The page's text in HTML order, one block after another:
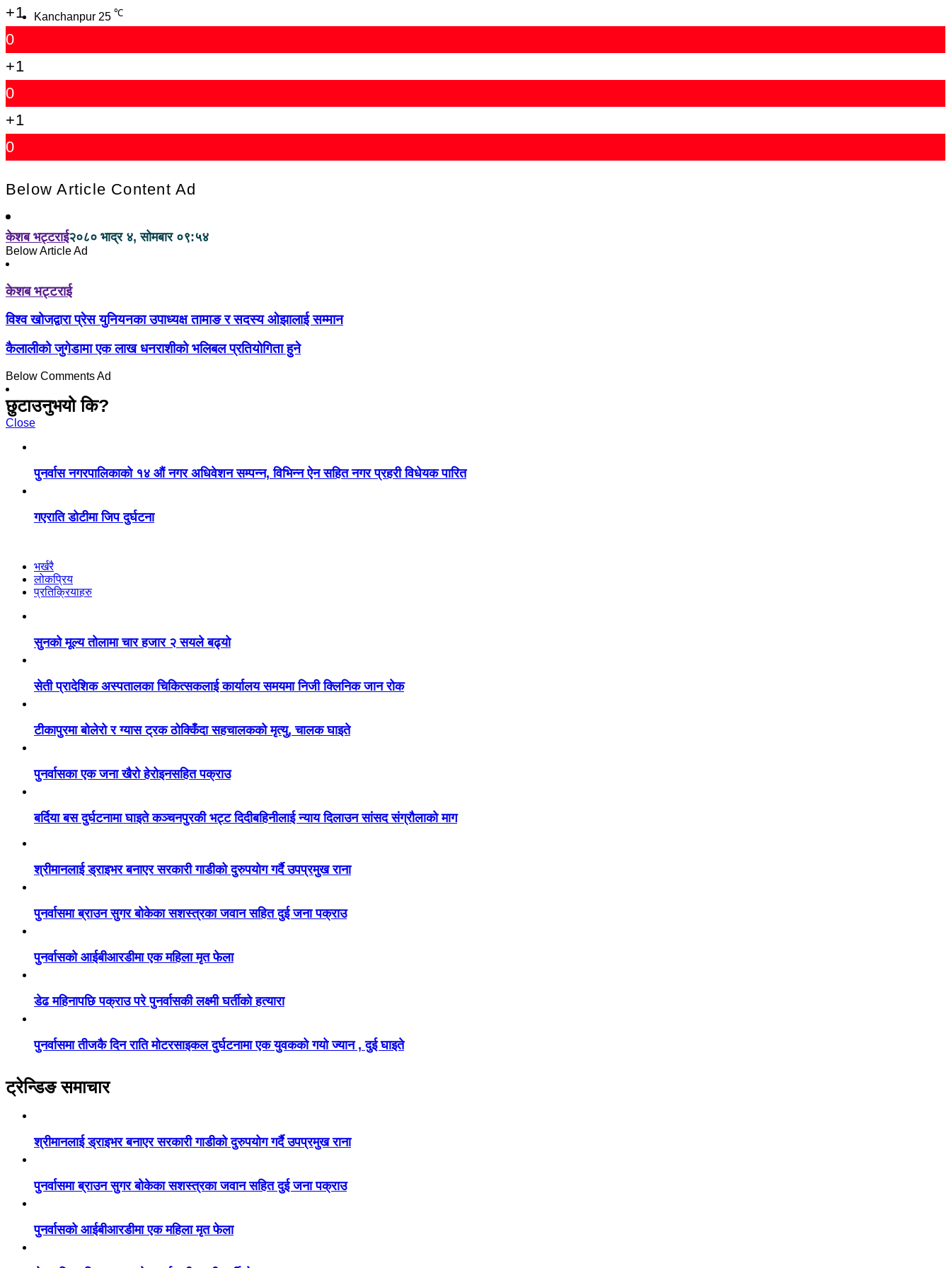
Kanchanpur 25 ℃
+1
0
+1
0
+1
0
Below Article Content Ad
केशब भट्टराई२०८० भाद्र ४, सोमबार ०९:५४
Below Article Ad
केशब भट्टराई
विश्व खोजद्वारा प्रेस युनियनका उपाध्यक्ष तामाङ र सदस्य ओझालाई सम्मान
कैलालीको जुगेडामा एक लाख धनराशीको भलिबल प्रतियोगिता हुने
Below Comments Ad
छुटाउनुभयो कि?
Close
पुनर्वास नगरपालिकाको १४ औं नगर अधिवेशन सम्पन्न, विभिन्न ऐन सहित नगर प्रहरी विधेयक पारित
गएराति डोटीमा जिप दुर्घटना
भर्खरै
लोकप्रिय
प्रतिक्रियाहरु
सुनको मूल्य तोलामा चार हजार २ सयले बढ्यो
सेती प्रादेशिक अस्पतालका चिकित्सकलाई कार्यालय समयमा निजी क्लिनिक जान रोक
टीकापुरमा बोलेरो र ग्यास ट्रक ठोक्किँदा सहचालकको मृत्यु, चालक घाइते
पुनर्वासका एक जना खैरो हेरोइनसहित पक्राउ
बर्दिया बस दुर्घटनामा घाइते कञ्चनपुरकी भट्ट दिदीबहिनीलाई न्याय दिलाउन सांसद संग्रौलाको माग
श्रीमानलाई ड्राइभर बनाएर सरकारी गाडीको दुरुपयोग गर्दै उपप्रमुख राना
पुनर्वासमा ब्राउन सुगर बोकेका सशस्त्रका जवान सहित दुई जना पक्राउ
पुनर्वासको आईबीआरडीमा एक महिला मृत फेला
डेढ महिनापछि पक्राउ परे पुनर्वासकी लक्ष्मी घर्तीको हत्यारा
पुनर्वासमा तीजकै दिन राति मोटरसाइकल दुर्घटनामा एक युवकको गयो ज्यान , दुई घाइते
ट्रेन्डिङ समाचार
श्रीमानलाई ड्राइभर बनाएर सरकारी गाडीको दुरुपयोग गर्दै उपप्रमुख राना
पुनर्वासमा ब्राउन सुगर बोकेका सशस्त्रका जवान सहित दुई जना पक्राउ
पुनर्वासको आईबीआरडीमा एक महिला मृत फेला